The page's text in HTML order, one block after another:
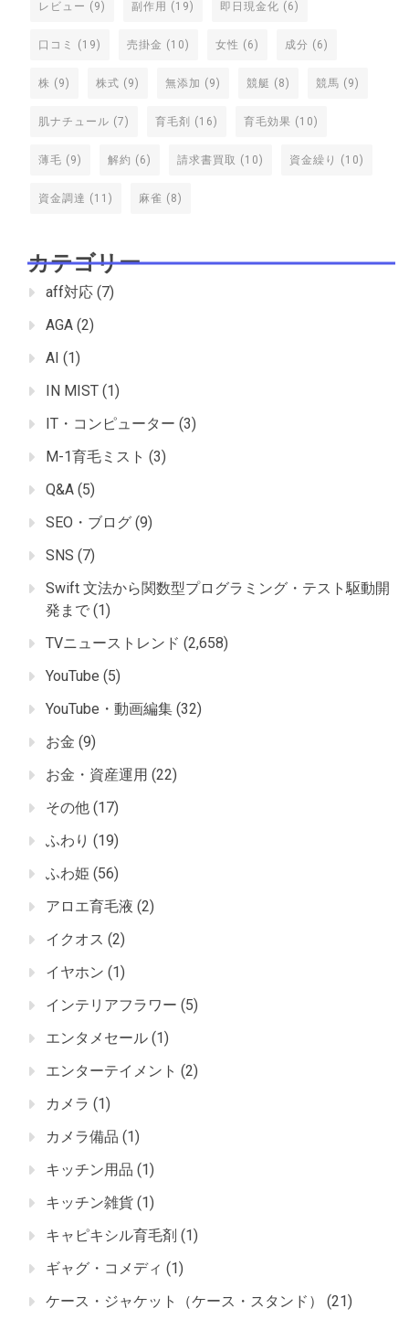
レビュー (9) 副作用 (19) 即日現金化 (6)
口コミ (19) 売掛金 (10) 女性 (6) 成分 (6)
株 (9) 株式 (9) 無添加 (9) 競艇 (8) 競馬 (9)
肌ナチュール (7) 育毛剤 (16) 育毛効果 (10)
薄毛 (9) 解約 (6) 請求書買取 (10) 資金繰り (10)
資金調達 (11) 麻雀 (8)
カテゴリー
aff対応 (7)
AGA (2)
AI (1)
IN MIST (1)
IT・コンピューター (3)
M-1育毛ミスト (3)
Q&A (5)
SEO・ブログ (9)
SNS (7)
Swift 文法から関数型プログラミング・テスト駆動開
発まで (1)
TVニューストレンド (2,658)
YouTube (5)
YouTube・動画編集 (32)
お金 (9)
お金・資産運用 (22)
その他 (17)
ふわり (19)
ふわ姫 (56)
アロエ育毛液 (2)
イクオス (2)
イヤホン (1)
インテリアフラワー (5)
エンタメセール (1)
エンターテイメント (2)
カメラ (1)
カメラ備品 (1)
キッチン用品 (1)
キッチン雑貨 (1)
キャピキシル育毛剤 (1)
ギャグ・コメディ (1)
ケース・ジャケット（ケース・スタンド）
(21)